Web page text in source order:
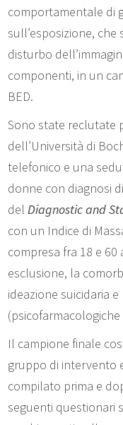
comportamentale di
sull’esposizione,
disturbo
componenti, in un
BED.
Sono state reclutate
dell’Università di
telefonico e una
donne con diagnosi
delDiagnostic and
con un Indice di
compresa fra 18 e
esclusione, la
ideazione suicidaria
Il campione finale
gruppo di intervento
compilato prima e
seguenti questionari